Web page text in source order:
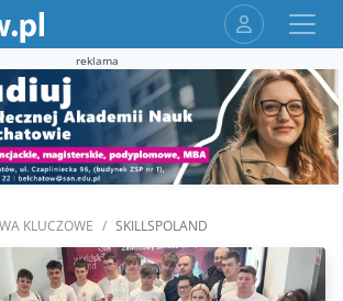
reklama
KLUCZOWE SKILLSPOLAND